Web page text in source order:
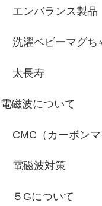
エンバランス製品
洗濯ベビーマグち
太長寿
電磁波について
CMC（カーボンマ
電磁波対策
５Gについて